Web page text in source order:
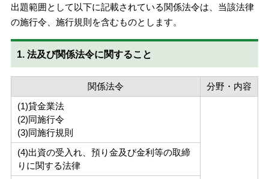
出題範囲として以下に記載されている関係法令は、当該法律
の施行令、施行規則を含むものとします。
1. 法及び関係法令に関すること
関係法令
分野・内容
(1)貸金業法
(2)同施行令
(3)同施行規則
(4)出資の受入れ、預り金及び金利等の取締
りに関する法律